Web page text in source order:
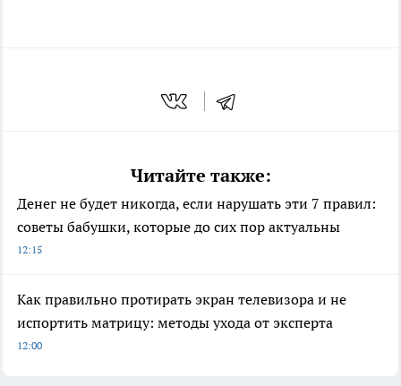
Читайте также:
Денег не будет никогда, если нарушать эти 7 правил:
советы бабушки, которые до сих пор актуальны
12:15
Как правильно протирать экран телевизора и не
испортить матрицу: методы ухода от эксперта
12:00